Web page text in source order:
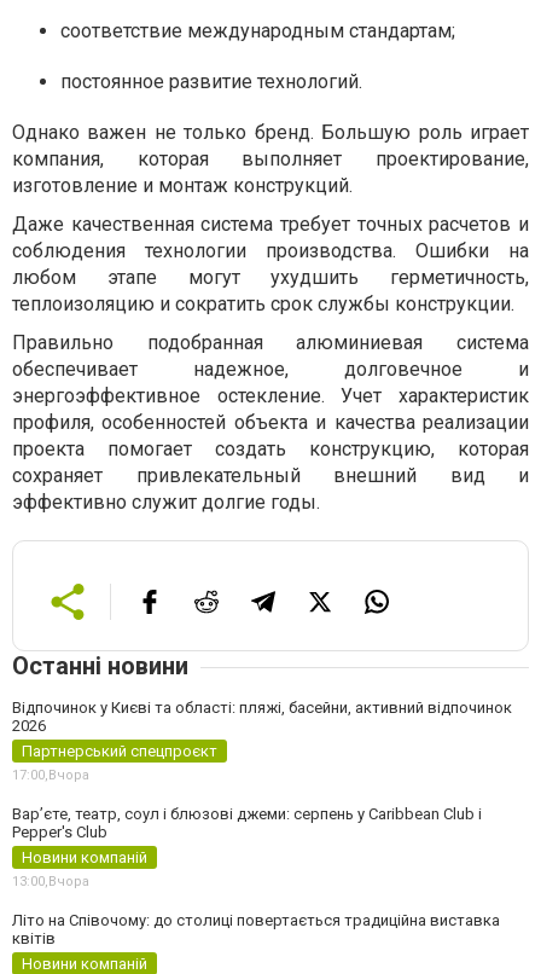
соответствие международным стандартам;
постоянное развитие технологий.
Однако важен не только бренд. Большую роль играет
компания, которая выполняет проектирование,
изготовление и монтаж конструкций.
Даже качественная система требует точных расчетов и
соблюдения технологии производства. Ошибки на
любом этапе могут ухудшить герметичность,
теплоизоляцию и сократить срок службы конструкции.
Правильно подобранная алюминиевая система
обеспечивает надежное, долговечное и
энергоэффективное остекление. Учет характеристик
профиля, особенностей объекта и качества реализации
проекта помогает создать конструкцию, которая
сохраняет привлекательный внешний вид и
эффективно служит долгие годы.
Останні новини
Відпочинок у Києві та області: пляжі, басейни, активний відпочинок
2026
Партнерський спецпроєкт
17:00,Вчора
Вар’єте, театр, соул і блюзові джеми: серпень у Caribbean Club і
Pepper's Club
Новини компаній
13:00,Вчора
Літо на Співочому: до столиці повертається традиційна виставка
квітів
Новини компаній